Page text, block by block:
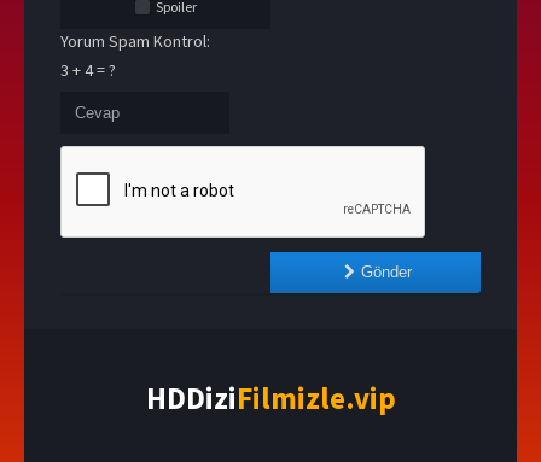
Spoiler
Yorum Spam Kontrol:
3 + 4 = ?
Gönder
HDDiziFilmizle.vip